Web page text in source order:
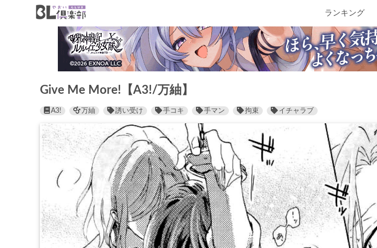
ランキング
Give Me More!【A3!/万紬】
A3! 万紬 誘い受け 手コキ 手マン 拘束 イチャラブ